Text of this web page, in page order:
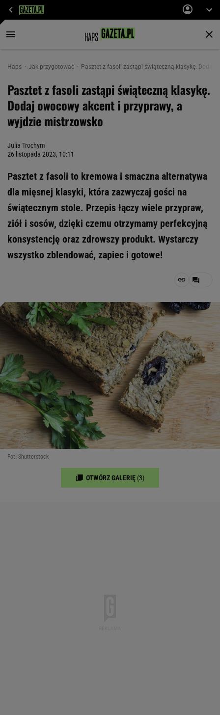
Haps Jak przygotować Pasztet z fasoli zastąpi świąteczną klasykę. Dodaj
Pasztet z fasoli zastąpi świąteczną klasykę.
Dodaj owocowy akcent i przyprawy, a
wyjdzie mistrzowsko
Julia Trochym
26 listopada 2023, 10:11
Pasztet z fasoli to kremowa i smaczna alternatywa
dla mięsnej klasyki, która zazwyczaj gości na
świątecznym stole. Przepis łączy wiele przypraw,
ziół i sosów, dzięki czemu otrzymamy perfekcyjną
konsystencję oraz zdrowszy produkt. Wystarczy
wszystko zblendować, zapiec i gotowe!
Fot. Shutterstock
OTWÓRZ GALERIĘ (3)